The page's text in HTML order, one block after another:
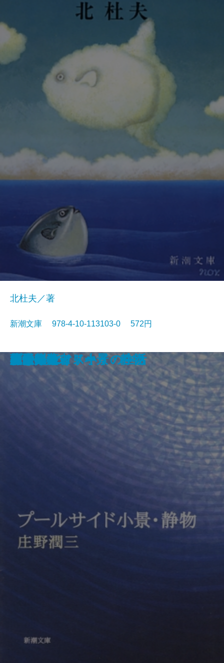
眠狂四郎無頼控〔六〕
日日平安
芽むしり仔撃ち
忍ぶ川
梟の城
海辺の光景
しぶちん
しろばんば
香華
どくとるマンボウ航海記
北杜夫／著
新潮文庫 978-4-10-113103-0 572円
プールサイド小景・静物
おはん
大炊介始末
ドストエフスキイの生活
楢山節考
紀ノ川
蒼き狼
可愛いエミリー
天平の甍
ひかりごけ